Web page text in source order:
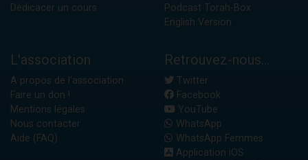
Dédicacer un cours
Podcast Torah-Box
English Version
L'association
A propos de l'association
Faire un don !
Mentions légales
Nous contacter
Aide (FAQ)
Retrouvez-nous...
Twitter
Facebook
YouTube
WhatsApp
WhatsApp Femmes
Application iOS